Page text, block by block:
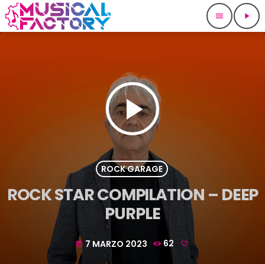
menu play_arrow
play_arrow
ROCK GARAGE
ROCK STAR COMPILATION – DEEP
PURPLE
today 7 MARZO 2023 62